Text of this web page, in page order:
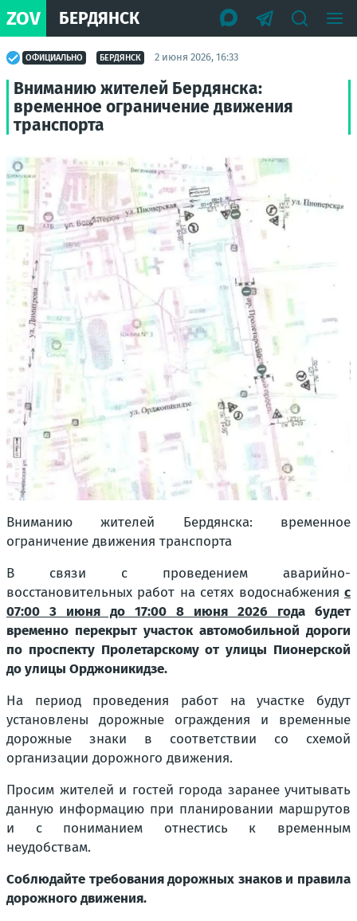
ZOV БЕРДЯНСК
ОФИЦИАЛЬНО БЕРДЯНСК 2 июня 2026, 16:33
Вниманию жителей Бердянска:
временное ограничение движения
транспорта
Вниманию жителей Бердянска: временное
ограничение движения транспорта
В связи с проведением аварийно-
восстановительных работ на сетях водоснабжения с
07:00 3 июня до 17:00 8 июня 2026 года будет
временно перекрыт участок автомобильной дороги
по проспекту Пролетарскому от улицы Пионерской
до улицы Орджоникидзе.
На период проведения работ на участке будут
установлены дорожные ограждения и временные
дорожные знаки в соответствии со схемой
организации дорожного движения.
Просим жителей и гостей города заранее учитывать
данную информацию при планировании маршрутов
и с пониманием отнестись к временным
неудобствам.
Соблюдайте требования дорожных знаков и правила
дорожного движения.